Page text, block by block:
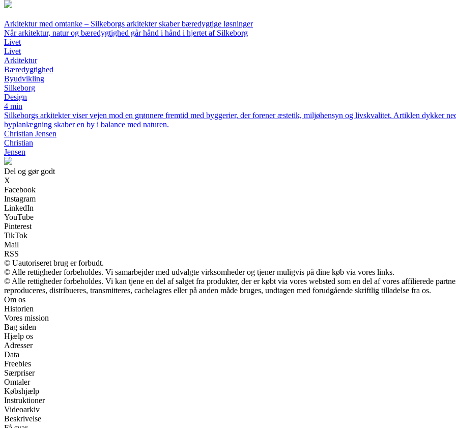
Arkitektur med omtanke – Silkeborgs arkitekter skaber bæredygtige løsninger
Når arkitektur, natur og bæredygtighed går hånd i hånd i hjertet af Silkeborg
Livet
Livet
Arkitektur
Bæredygtighed
Byudvikling
Silkeborg
Design
4 min
Silkeborgs arkitekter viser vejen mod en grønnere fremtid med byggerier, der forener æstetik, miljøhensyn og livskvalitet. Artiklen dykker
byplanlægning skaber en by i balance med naturen.
Christian Jensen
Christian
Jensen
Del og gør godt
X
Facebook
Instagram
LinkedIn
YouTube
Pinterest
TikTok
Mail
RSS
© Uautoriseret brug er forbudt.
© Alle rettigheder forbeholdes. Vi samarbejder med udvalgte virksomheder og tjener muligvis på dine køb via vores links.
© Alle rettigheder forbeholdes. Vi kan tjene en del af salget fra produkter, der er købt via vores websted som en del af vores affilierede
reproduceres, distribueres, transmitteres, cachelagres eller på anden måde bruges, undtagen med forudgående skriftlig tilladelse fra os.
Om os
Historien
Vores mission
Bag siden
Hjælp os
Adresser
Data
Freebies
Særpriser
Omtaler
Købshjælp
Instruktioner
Videoarkiv
Beskrivelse